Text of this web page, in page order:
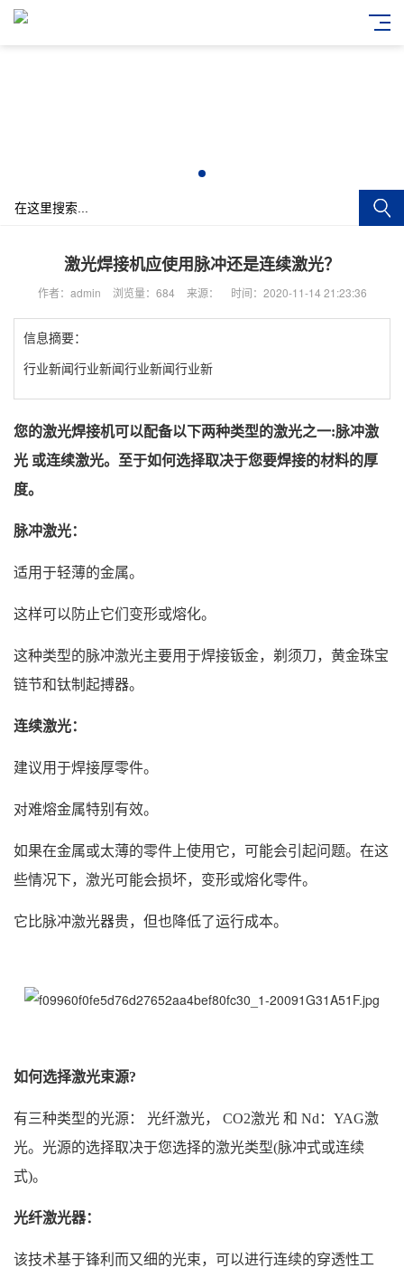
激光焊接机应使用脉冲还是连续激光？
作者：admin 浏览量：684 来源： 时间：2020-11-14 21:23:36
信息摘要：
行业新闻行业新闻行业新闻行业新
您的激光焊接机可以配备以下两种类型的激光之一:脉冲激
光 或连续激光。至于如何选择取决于您要焊接的材料的厚
度。
脉冲激光：
适用于轻薄的金属。
这样可以防止它们变形或熔化。
这种类型的脉冲激光主要用于焊接钣金，剃须刀，黄金珠宝
链节和钛制起搏器。
连续激光：
建议用于焊接厚零件。
对难熔金属特别有效。
如果在金属或太薄的零件上使用它，可能会引起问题。在这
些情况下，激光可能会损坏，变形或熔化零件。
它比脉冲激光器贵，但也降低了运行成本。
如何选择激光束源?
有三种类型的光源： 光纤激光， CO2激光 和 Nd：YAG激
光。光源的选择取决于您选择的激光类型(脉冲式或连续
式)。
光纤激光器：
该技术基于锋利而又细的光束，可以进行连续的穿透性工